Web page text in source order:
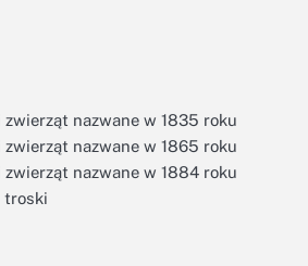
nazwane w 1835 roku
nazwane w 1865 roku
nazwane w 1884 roku
troski